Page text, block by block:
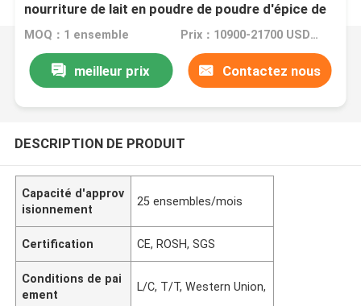
nourriture de lait en poudre de poudre d'épice de
poche saupoudrent la machine à emballer
MOQ：1 ensemble Prix：10900-21700 USD/SET
meilleur prix Contactez nous
DESCRIPTION DE PRODUIT
Capacité d'approv
isionnement
25 ensembles/mois
Certification CE, ROSH, SGS
Conditions de pai
ement
L/C, T/T, Western Union,